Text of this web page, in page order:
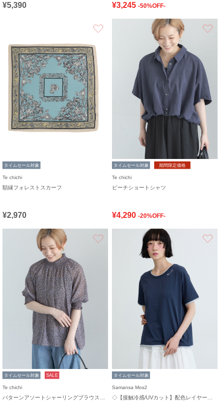
¥5,390 ¥3,245 -50%OFF-
タイムセール対象
Te chichi
額縁フォレストスカーフ
¥2,970
タイムセール対象 期間限定価格
Te chichi
ピーチショートシャツ
¥4,290 -20%OFF-
タイムセール対象 SALE
Te chichi
タイムセール対象
Samansa Mos2